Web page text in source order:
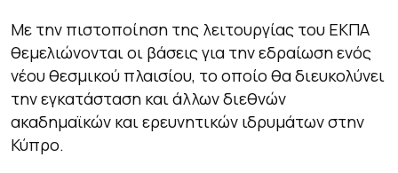
Με την πιστοποίηση της λειτουργίας του ΕΚΠΑ
θεμελιώνονται οι βάσεις για την εδραίωση ενός
νέου θεσμικού πλαισίου, το οποίο θα διευκολύνει
την εγκατάσταση και άλλων διεθνών
ακαδημαϊκών και ερευνητικών ιδρυμάτων στην
Κύπρο.